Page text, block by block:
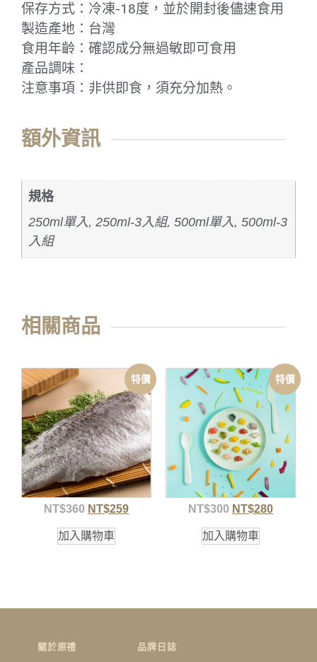
保存方式：冷凍-18度，並於開封後儘速食用
製造產地：台灣
食用年齡：確認成分無過敏即可食用
產品調味：
注意事項：非供即食，須充分加熱。
額外資訊
規格
250ml單入, 250ml-3入組, 500ml單入, 500ml-3
入組
相關商品
特價
NT$360 NT$259
加入購物車
特價
NT$300 NT$280
加入購物車
關於原禮 品牌日誌